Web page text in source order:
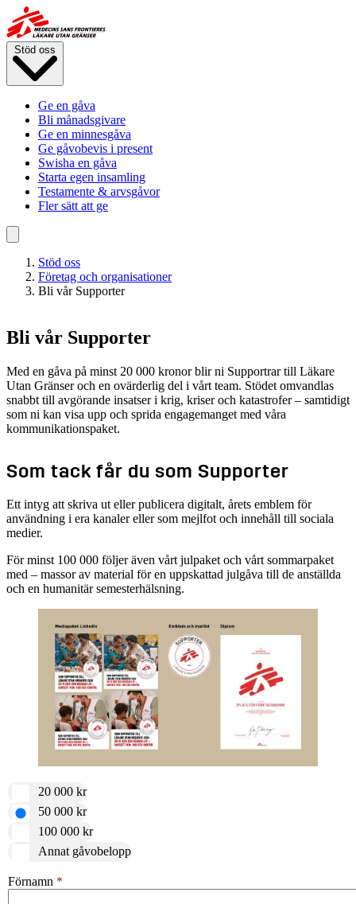
Hoppa
till
huvudinnehåll
Stöd oss
Ge en gåva
Bli månadsgivare
Ge en minnesgåva
Ge gåvobevis i present
Swisha en gåva
Starta egen insamling
Testamente & arvsgåvor
Fler sätt att ge
Stöd oss
Företag och organisationer
Bli vår Supporter
Bli vår Supporter
Med en gåva på minst 20 000 kronor blir ni Supportrar till Läkare
Utan Gränser och en ovärderlig del i vårt team. Stödet omvandlas
snabbt till avgörande insatser i krig, kriser och katastrofer – samtidigt
som ni kan visa upp och sprida engagemanget med våra
kommunikationspaket.
Som tack får du som Supporter
Ett intyg att skriva ut eller publicera digitalt, årets emblem för
användning i era kanaler eller som mejlfot och innehåll till sociala
medier.
För minst 100 000 följer även vårt julpaket och vårt sommarpaket
med – massor av material för en uppskattad julgåva till de anställda
och en humanitär semesterhälsning.
20 000 kr
50 000 kr
100 000 kr
Annat gåvobelopp
Förnamn